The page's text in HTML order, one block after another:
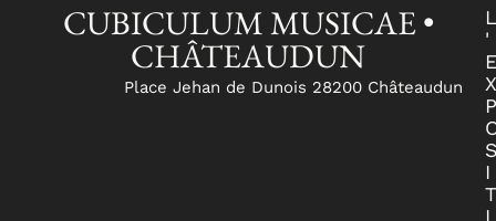
CUBICULUM MUSICAE •
CHÂTEAUDUN
Place Jehan de Dunois 28200 Châteaudun
L
'
E
X
P
I
T
I